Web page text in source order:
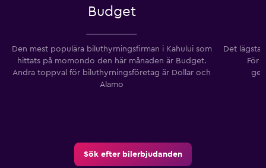
Budget
Den mest populära biluthyrningsfirman i Kahului som
hittats på momondo den här månaden är Budget.
Andra toppval för biluthyrningsföretag är Dollar och
Alamo
Det lägsta
För
Sök efter bilerbjudanden